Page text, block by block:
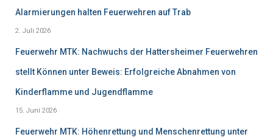
Alarmierungen halten Feuerwehren auf Trab
2. Juli 2026
Feuerwehr MTK: Nachwuchs der Hattersheimer Feuerwehren
stellt Können unter Beweis: Erfolgreiche Abnahmen von
Kinderflamme und Jugendflamme
15. Juni 2026
Feuerwehr MTK: Höhenrettung und Menschenrettung unter